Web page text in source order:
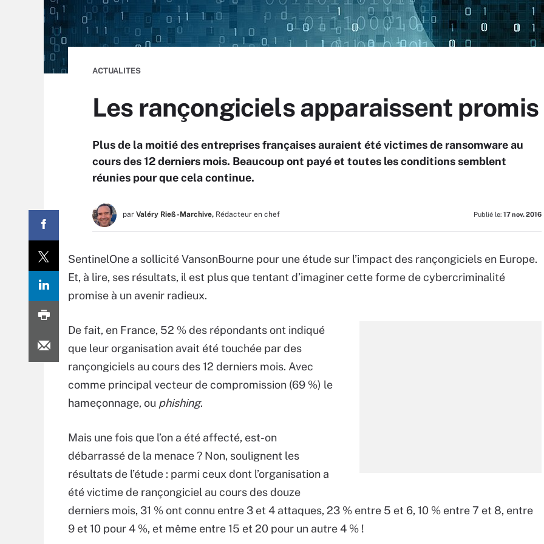
ACTUALITES
Les rançongiciels apparaissent promis
Plus de la moitié des entreprises françaises auraient été victimes de ransomware au
cours des 12 derniers mois. Beaucoup ont payé et toutes les conditions semblent
réunies pour que cela continue.
par Valéry Rieß-Marchive, Rédacteur en chef Publié le: 17 nov. 2016
SentinelOne a sollicité VansonBourne pour une étude sur l’impact des rançongiciels en Europe.
Et, à lire, ses résultats, il est plus que tentant d’imaginer cette forme de cybercriminalité
promise à un avenir radieux.
De fait, en France, 52 % des répondants ont indiqué
que leur organisation avait été touchée par des
rançongiciels au cours des 12 derniers mois. Avec
comme principal vecteur de compromission (69 %) le
hameçonnage, ou phishing.
Mais une fois que l’on a été affecté, est-on
débarrassé de la menace ? Non, soulignent les
résultats de l’étude : parmi ceux dont l’organisation a
été victime de rançongiciel au cours des douze
derniers mois, 31 % ont connu entre 3 et 4 attaques, 23 % entre 5 et 6, 10 % entre 7 et 8, entre
9 et 10 pour 4 %, et même entre 15 et 20 pour un autre 4 % !